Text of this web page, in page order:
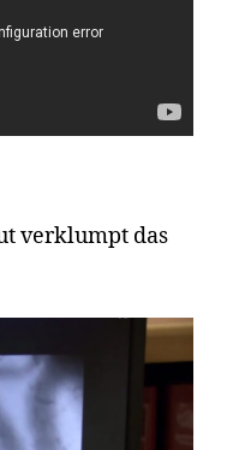
verklumpt das